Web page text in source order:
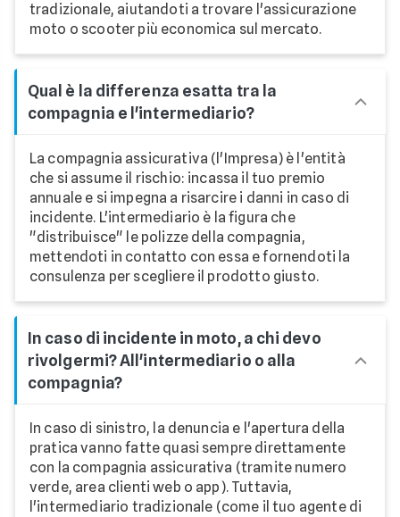
tradizionale, aiutandoti a trovare l'assicurazione
moto o scooter più economica sul mercato.
Qual è la differenza esatta tra la
compagnia e l'intermediario?
La compagnia assicurativa (l'Impresa) è l'entità
che si assume il rischio: incassa il tuo premio
annuale e si impegna a risarcire i danni in caso di
incidente. L'intermediario è la figura che
"distribuisce" le polizze della compagnia,
mettendoti in contatto con essa e fornendoti la
consulenza per scegliere il prodotto giusto.
In caso di incidente in moto, a chi devo
rivolgermi? All'intermediario o alla
compagnia?
In caso di sinistro, la denuncia e l'apertura della
pratica vanno fatte quasi sempre direttamente
con la compagnia assicurativa (tramite numero
verde, area clienti web o app). Tuttavia,
l'intermediario tradizionale (come il tuo agente di